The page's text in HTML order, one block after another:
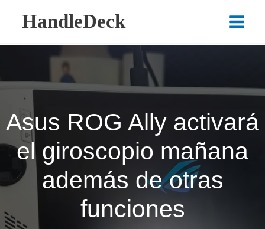
contenido
HandleDeck
Main
Asus ROG Ally activará
el giroscopio mañana
además de otras
funciones